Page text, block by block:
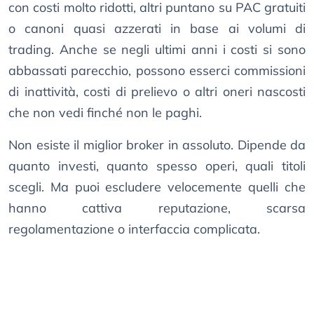
con costi molto ridotti, altri puntano su PAC gratuiti
o canoni quasi azzerati in base ai volumi di
trading. Anche se negli ultimi anni i costi si sono
abbassati parecchio, possono esserci commissioni
di inattività, costi di prelievo o altri oneri nascosti
che non vedi finché non le paghi.
Non esiste il miglior broker in assoluto. Dipende da
quanto investi, quanto spesso operi, quali titoli
scegli. Ma puoi escludere velocemente quelli che
hanno cattiva reputazione, scarsa
regolamentazione o interfaccia complicata.